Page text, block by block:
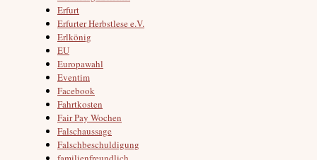
Erfurt
Erfurter Herbstlese e.V.
Erlkönig
EU
Europawahl
Eventim
Facebook
Fahrtkosten
Fair Pay Wochen
Falschaussage
Falschbeschuldigung